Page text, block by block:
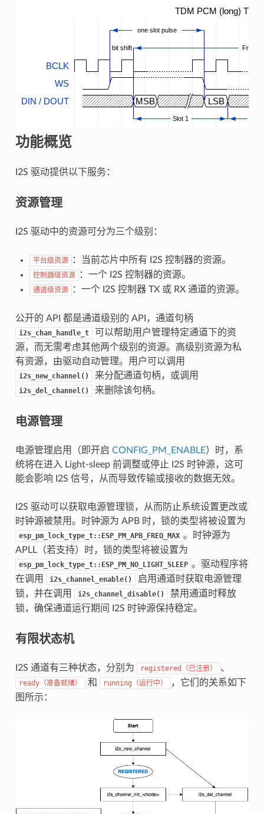
TDM PCM (long)
BCLK
WS
DIN / DOUT
MSB LSB
one slot pulse
bit shift Frame
Slot 1
功能概览
I2S 驱动提供以下服务：
资源管理
I2S 驱动中的资源可分为三个级别：
平台级资源 ：当前芯片中所有 I2S 控制器的资源。
控制器级资源 ：一个 I2S 控制器的资源。
通道级资源 ：一个 I2S 控制器 TX 或 RX 通道的资源。
公开的 API 都是通道级别的 API，通道句柄
i2s_chan_handle_t
可以帮助用户管理特定通道下的资
源，而无需考虑其他两个级别的资源。高级别资源为私
有资源，由驱动自动管理。用户可以调用
i2s_new_channel() 来分配通道句柄，或调用
i2s_del_channel() 来删除该句柄。
电源管理
电源管理启用（即开启 CONFIG_PM_ENABLE）时，系
统将在进入 Light-sleep 前调整或停止 I2S 时钟源，这可
能会影响 I2S 信号，从而导致传输或接收的数据无效。
I2S 驱动可以获取电源管理锁，从而防止系统设置更改或
时钟源被禁用。时钟源为 APB 时，锁的类型将被设置为
esp_pm_lock_type_t::ESP_PM_APB_FREQ_MAX 。时钟源为
APLL（若支持）时，锁的类型将被设置为
esp_pm_lock_type_t::ESP_PM_NO_LIGHT_SLEEP 。驱动程序将
在调用
i2s_channel_enable()
启用通道时获取电源管理
锁，并在调用
i2s_channel_disable()
禁用通道时释放
锁，确保通道运行期间 I2S 时钟源保持稳定。
有限状态机
I2S 通道有三种状态，分别为 registered（已注册） 、
ready（准备就绪） 和 running（运行中）
，它们的关系如下
图所示：